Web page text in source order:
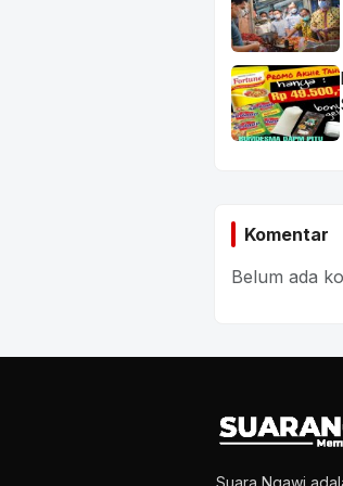
Komentar
Belum ada